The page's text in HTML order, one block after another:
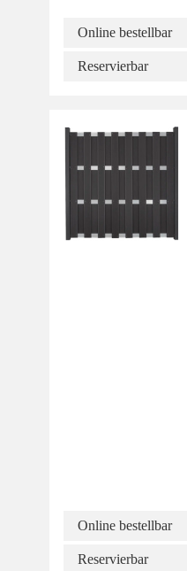
Online bestellbar
Reservierbar
Online bestellbar
Reservierbar